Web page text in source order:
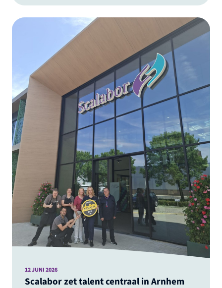
Scalabor zet talent centraal in Arnhem
12 JUNI 2026